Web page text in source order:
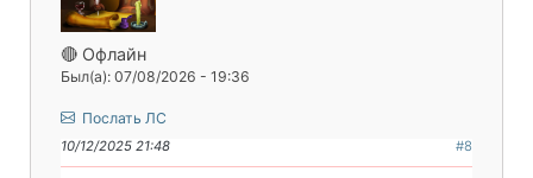
🔴 Офлайн
Был(а): 07/08/2026 - 19:36
Послать ЛС
10/12/2025 21:48 #8